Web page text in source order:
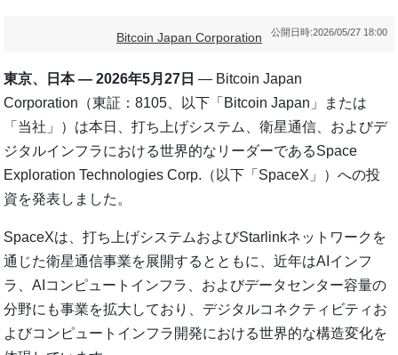
公開日時:2026/05/27 18:00
Bitcoin Japan Corporation
東京、日本 — 2026年5月27日 — Bitcoin Japan
Corporation（東証：8105、以下「Bitcoin Japan」または
「当社」）は本日、打ち上げシステム、衛星通信、およびデ
ジタルインフラにおける世界的なリーダーであるSpace
Exploration Technologies Corp.（以下「SpaceX」）への投
資を発表しました。
SpaceXは、打ち上げシステムおよびStarlinkネットワークを
通じた衛星通信事業を展開するとともに、近年はAIインフ
ラ、AIコンピュートインフラ、およびデータセンター容量の
分野にも事業を拡大しており、デジタルコネクティビティお
よびコンピュートインフラ開発における世界的な構造変化を